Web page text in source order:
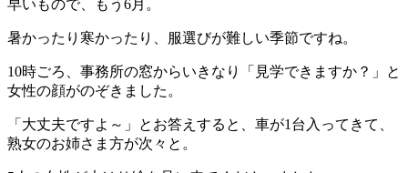
の
わ
木
と
も
に
早いもので、もう6月。
暑かったり寒かったり、服選びが難しい季節ですね。
10時ごろ、事務所の窓からいきなり「見学できますか？」と
女性の顔がのぞきました。
「大丈夫ですよ～」とお答えすると、車が1台入ってきて、
熟女のお姉さま方が次々と。